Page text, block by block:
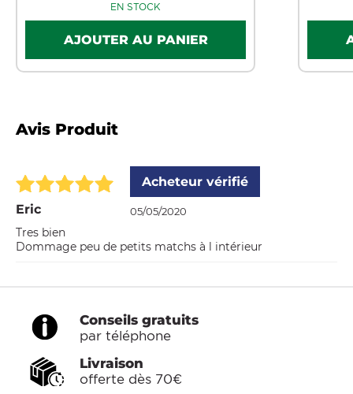
EN STOCK
Avis Produit
Eric
Acheteur vérifié
05/05/2020
Tres bien
Dommage peu de petits matchs à l intérieur
Conseils gratuits
par téléphone
Livraison
offerte dès 70€